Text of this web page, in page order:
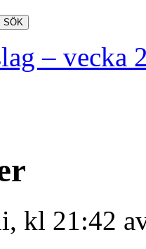
SÖK
– vecka
kl 21:42